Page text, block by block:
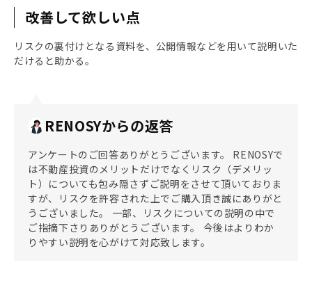
改善して欲しい点
リスクの裏付けとなる資料を、公開情報などを用いて説明いた
だけると助かる。
RENOSYからの返答
アンケートのご回答ありがとうございます。 RENOSYで
は不動産投資のメリットだけでなくリスク（デメリッ
ト）についても包み隠さずご説明をさせて頂いておりま
すが、リスクを許容された上でご購入頂き誠にありがと
うございました。 一部、リスクについての説明の中で
ご指摘下さりありがとうございます。 今後はよりわか
りやすい説明を心がけて対応致します。